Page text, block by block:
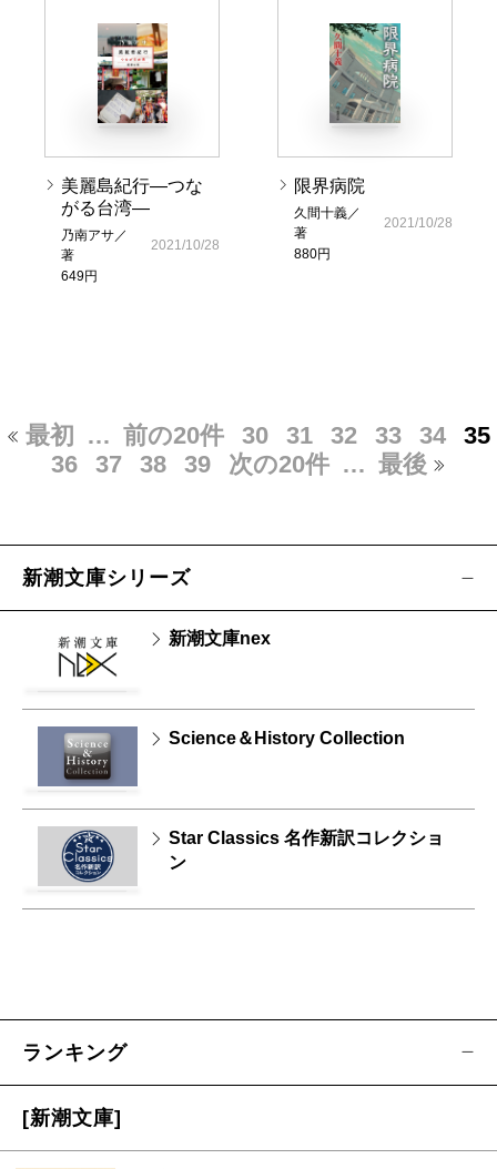
美麗島紀行―つな
がる台湾―
乃南アサ／
著
649円
2021/10/28
限界病院
久間十義／
著
880円
2021/10/28
最初 … 前の20件 30 31 32 33 34
35
36
37 38 39 次の20件 … 最後
新潮文庫シリーズ
新潮文庫nex
Science＆History Collection
Star Classics 名作新訳コレクショ
ン
ランキング
[新潮文庫]